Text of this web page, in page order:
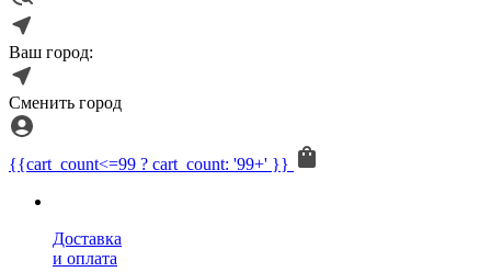
Ваш город:
Сменить город
{{cart_count<=99 ? cart_count: '99+' }}
Доставка
и оплата